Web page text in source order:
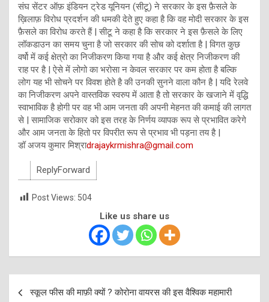
संघ सेंटर ऑफ़ इंडियन ट्रेड यूनियन (सीटू) ने सरकार के इस फ़ैसले के
ख़िलाफ़ विरोध प्रदर्शन की धमकी देते हुए कहा है कि वह मोदी सरकार के इस
फ़ैसले का विरोध करते हैं | सीटू ने कहा है कि सरकार ने इस फ़ैसले के लिए
लॉकडाउन का समय चुना है जो सरकार की सोच को दर्शाता है | विगत कुछ
वर्षो में कई क्षेत्रो का निजीकरण किया गया है और कई क्षेत्र निजीकरण की
राह पर है | ऐसे में लोगो का भरोसा न केवल सरकार पर कम होता है बल्कि
लोग यह भी सोचने पर विवश होते है की उनकी सुनने वाला कौन है | यदि रेलवे
का निजीकरण अपने वास्तविक स्वरुप में आता है तो सरकार के खजाने में वृद्धि
स्वाभाविक है होगी पर वह भी आम जनता की अपनी मेहनत की कमाई की लागत
से | सामाजिक सरोकार को इस तरह के निर्णय व्यापक रूप से प्रभावित करेगे
और आम जनता के हितो पर विपरीत रूप से प्रभाव भी पड़ना तय है |
डॉ अजय कुमार मिश्राdrajaykrmishra@gmail.com
ReplyForward
Post Views: 504
Like us share us
स्कूल फीस की माफ़ी क्यों ? कोरोना वायरस की इस वैश्विक महामारी